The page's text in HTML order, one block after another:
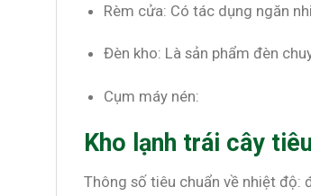
Rèm cửa: Có tác dụng ngăn
Đèn kho: Là sản phẩm đèn
Cụm máy nén:
Kho lạnh trái cây
Thông số tiêu chuẩn về nhiệt độ: